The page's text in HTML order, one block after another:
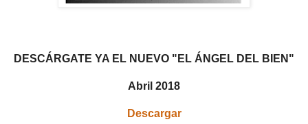
DESCÁRGATE YA EL NUEVO "EL ÁNGEL DEL BIEN"
Abril 2018
Descargar